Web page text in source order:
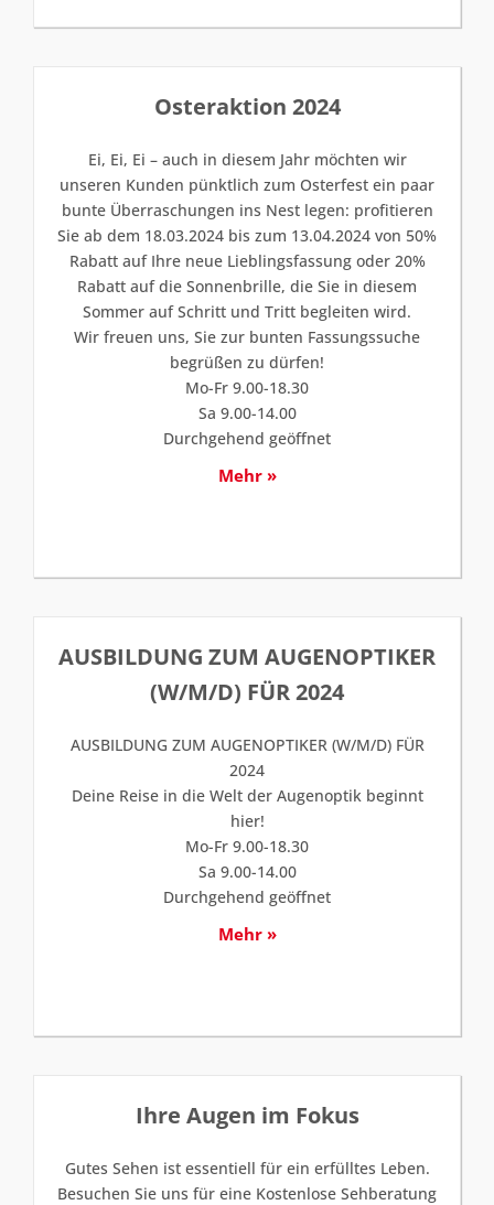
Osteraktion 2024
Ei, Ei, Ei – auch in diesem Jahr möchten wir
unseren Kunden pünktlich zum Osterfest ein paar
bunte Überraschungen ins Nest legen: profitieren
Sie ab dem 18.03.2024 bis zum 13.04.2024 von 50%
Rabatt auf Ihre neue Lieblingsfassung oder 20%
Rabatt auf die Sonnenbrille, die Sie in diesem
Sommer auf Schritt und Tritt begleiten wird.
Wir freuen uns, Sie zur bunten Fassungssuche
begrüßen zu dürfen!
Mo-Fr 9.00-18.30
Sa 9.00-14.00
Durchgehend geöffnet
Mehr »
AUSBILDUNG ZUM AUGENOPTIKER
(W/M/D) FÜR 2024
AUSBILDUNG ZUM AUGENOPTIKER (W/M/D) FÜR
2024
Deine Reise in die Welt der Augenoptik beginnt
hier!
Mo-Fr 9.00-18.30
Sa 9.00-14.00
Durchgehend geöffnet
Mehr »
Ihre Augen im Fokus
Gutes Sehen ist essentiell für ein erfülltes Leben.
Besuchen Sie uns für eine Kostenlose Sehberatung